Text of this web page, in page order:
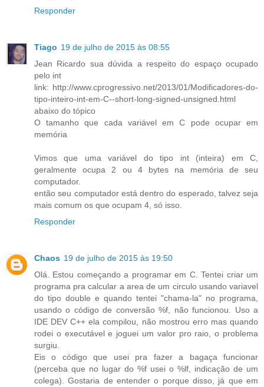
Responder
Tiago 19 de julho de 2015 às 08:55
Jean Ricardo sua dúvida a respeito do espaço ocupado
pelo int
link: http://www.cprogressivo.net/2013/01/Modificadores-do-
tipo-inteiro-int-em-C--short-long-signed-unsigned.html
abaixo do tópico
O tamanho que cada variável em C pode ocupar em
memória
Vimos que uma variável do tipo int (inteira) em C,
geralmente ocupa 2 ou 4 bytes na memória de seu
computador.
então seu computador está dentro do esperado, talvez seja
mais comum os que ocupam 4, só isso.
Responder
Chaos 19 de julho de 2015 às 19:50
Olá. Estou começando a programar em C. Tentei criar um
programa pra calcular a area de um circulo usando variavel
do tipo double e quando tentei "chama-la" no programa,
usando o código de conversão %f, não funcionou. Uso a
IDE DEV C++ ela compilou, não mostrou erro mas quando
rodei o executável e joguei um valor pro raio, o problema
surgiu.
Eis o código que usei pra fazer a bagaça funcionar
(perceba que no lugar do %f usei o %lf, indicação de um
colega). Gostaria de entender o porque disso, já que em